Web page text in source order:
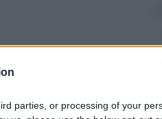
parties, or processing of your